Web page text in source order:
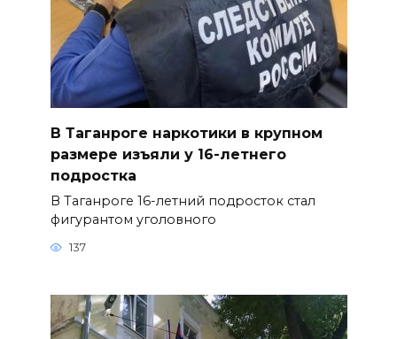
В Таганроге наркотики в крупном
размере изъяли у 16-летнего
подростка
В Таганроге 16-летний подросток стал
фигурантом уголовного
137